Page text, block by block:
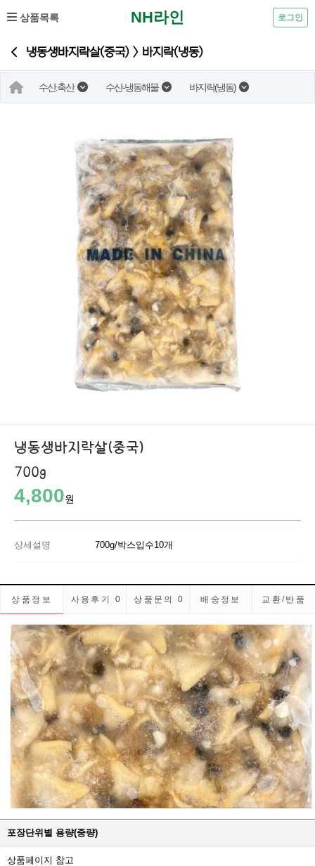
NH라인
상품목록 로그인
냉동생바지락살(중국) > 바지락(냉동)
수산.축산 수산-냉동해물 바지락(냉동)
냉동생바지락살(중국)
700g
4,800원
상세설명 700g/박스입수10개
상품정보 사용후기 0 상품문의0 배송정보 교환/반품
포장단위별 용량(중량)
상품페이지 참고